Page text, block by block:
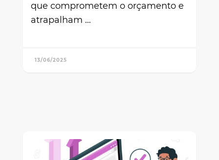
que comprometem o orçamento e
atrapalham …
13/06/2025